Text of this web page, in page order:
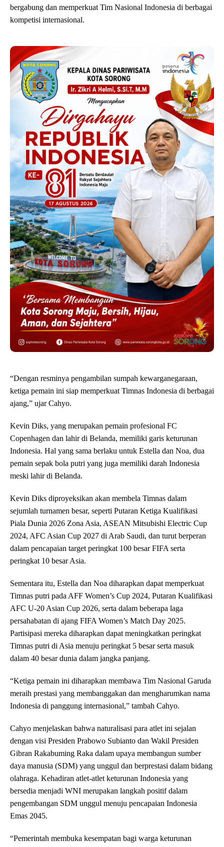
bergabung dan memperkuat Tim Nasional Indonesia di berbagai
kompetisi internasional.
“Dengan resminya pengambilan sumpah kewarganegaraan,
ketiga pemain ini siap memperkuat Timnas Indonesia di berbagai
ajang,” ujar Cahyo.
Kevin Diks, yang merupakan pemain profesional FC
Copenhagen dan lahir di Belanda, memiliki garis keturunan
Indonesia. Hal yang sama berlaku untuk Estella dan Noa, dua
pemain sepak bola putri yang juga memiliki darah Indonesia
meski lahir di Belanda.
Kevin Diks diproyeksikan akan membela Timnas dalam
sejumlah turnamen besar, seperti Putaran Ketiga Kualifikasi
Piala Dunia 2026 Zona Asia, ASEAN Mitsubishi Electric Cup
2024, AFC Asian Cup 2027 di Arab Saudi, dan turut berperan
dalam pencapaian target peringkat 100 besar FIFA serta
peringkat 10 besar Asia.
Sementara itu, Estella dan Noa diharapkan dapat memperkuat
Timnas putri pada AFF Women’s Cup 2024, Putaran Kualifikasi
AFC U-20 Asian Cup 2026, serta dalam beberapa laga
persahabatan di ajang FIFA Women’s Match Day 2025.
Partisipasi mereka diharapkan dapat meningkatkan peringkat
Timnas putri di Asia menuju peringkat 5 besar serta masuk
dalam 40 besar dunia dalam jangka panjang.
“Ketiga pemain ini diharapkan membawa Tim Nasional Garuda
meraih prestasi yang membanggakan dan mengharumkan nama
Indonesia di panggung internasional,” tambah Cahyo.
Cahyo menjelaskan bahwa naturalisasi para atlet ini sejalan
dengan visi Presiden Prabowo Subianto dan Wakil Presiden
Gibran Rakabuming Raka dalam upaya membangun sumber
daya manusia (SDM) yang unggul dan berprestasi dalam bidang
olahraga. Kehadiran atlet-atlet keturunan Indonesia yang
bersedia menjadi WNI merupakan langkah positif dalam
pengembangan SDM unggul menuju pencapaian Indonesia
Emas 2045.
“Pemerintah membuka kesempatan bagi warga keturunan